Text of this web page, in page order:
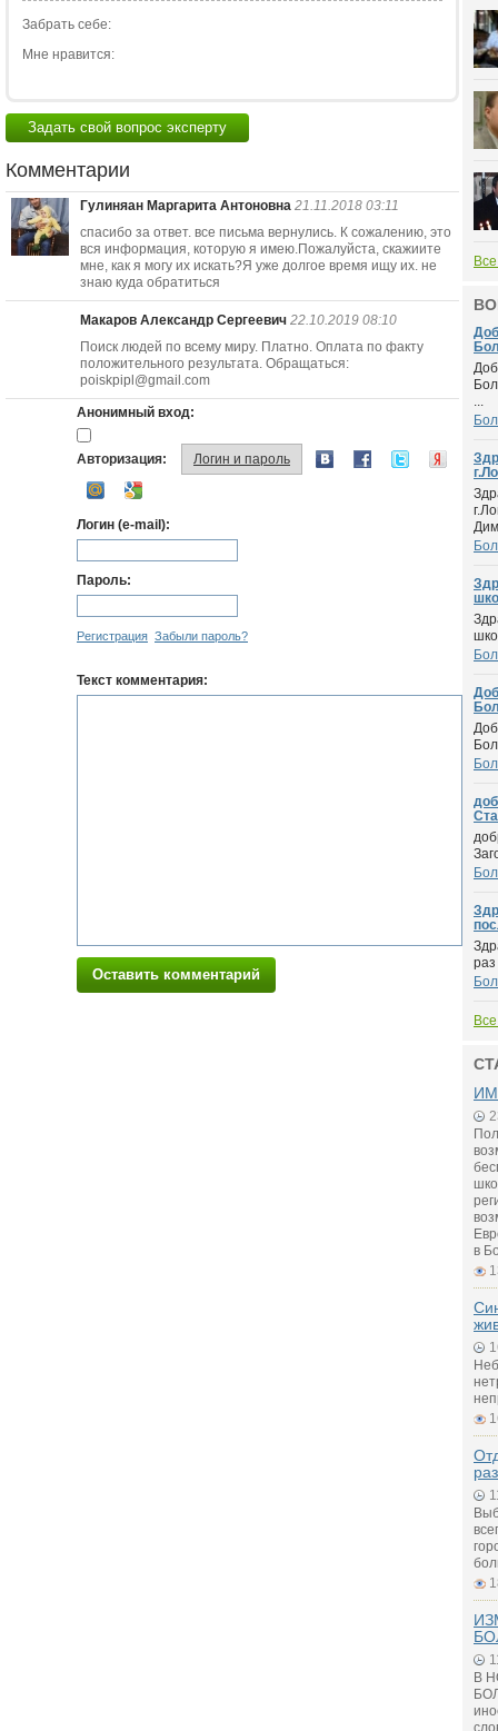
Забрать себе:
Мне нравится:
Задать свой вопрос эксперту
Комментарии
Гулиняан Маргарита Антоновна 21.11.2018 03:11
спасибо за ответ. все письма вернулись. К сожалению, это
вся информация, которую я имею.Пожалуйста, скажиите
мне, как я могу их искать?Я уже долгое время ищу их. не
знаю куда обратиться
Макаров Александр Сергеевич 22.10.2019 08:10
Поиск людей по всему миру. Платно. Оплата по факту
положительного результата. Обращаться:
poiskpipl@gmail.com
Анонимный вход:
Авторизация: Логин и пароль
Логин (e-mail):
Пароль:
Регистрация Забыли пароль?
Текст комментария:
Оставить комментарий
...
в
В